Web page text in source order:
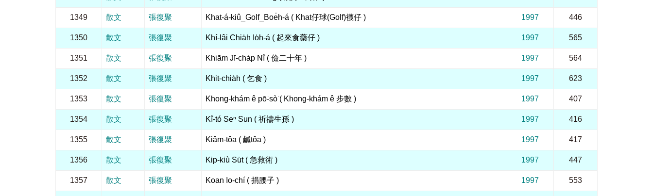
1349 散文 張復聚 Khat-á-kiû_Golf_Boe̍h-á ( Khat仔球(Golf)襪仔 ) 1997 446
1350 散文 張復聚 Khí-lâi Chia̍h Io̍h-á ( 起來食藥仔 ) 1997 565
1351 散文 張復聚 Khiām Jī-cha̍p Nî ( 儉二十年 ) 1997 564
1352 散文 張復聚 Khit-chia̍h ( 乞食 ) 1997 623
1353 散文 張復聚 Khong-khám ê pō͘-sò͘ ( Khong-khám ê 步數 ) 1997 407
1354 散文 張復聚 Kî-tó Seⁿ Sun ( 祈禱生孫 ) 1997 416
1355 散文 張復聚 Kiâm-tôa ( 鹹tôa ) 1997 417
1356 散文 張復聚 Kip-kiù Su̍t ( 急救術 ) 1997 447
1357 散文 張復聚 Koan Io-chí ( 捐腰子 ) 1997 553